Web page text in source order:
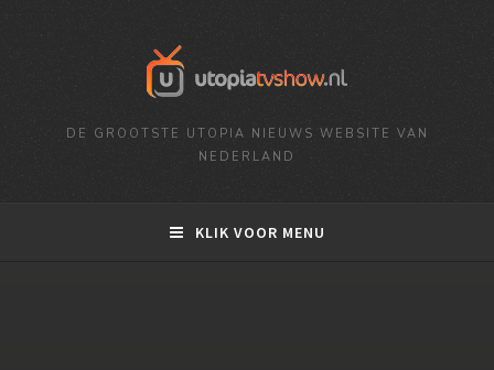
DE GROOTSTE UTOPIA NIEUWS WEBSITE VAN
NEDERLAND
KLIK VOOR MENU